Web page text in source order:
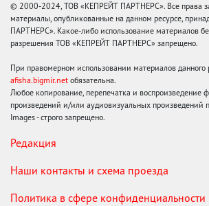
© 2000-2024, ТОВ «КЕПРЕЙТ ПАРТНЕРС». Все права
материалы, опубликованные на данном ресурсе,
ПАРТНЕРС». Какое-либо использование материалов
разрешения ТОВ «КЕПРЕЙТ ПАРТНЕРС» запрещено.
При правомерном использовании материалов данного
afisha.bigmir.net обязательна.
Любое копирование, перепечатка и воспроизведение
произведений и/или аудиовизуальных произведений
Images - строго запрещено.
Редакция
Наши контакты и схема проезда
Политика в сфере